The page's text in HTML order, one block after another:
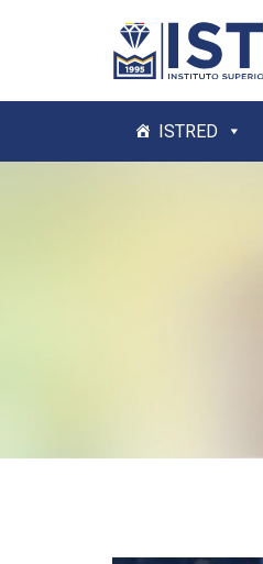
ISTRED